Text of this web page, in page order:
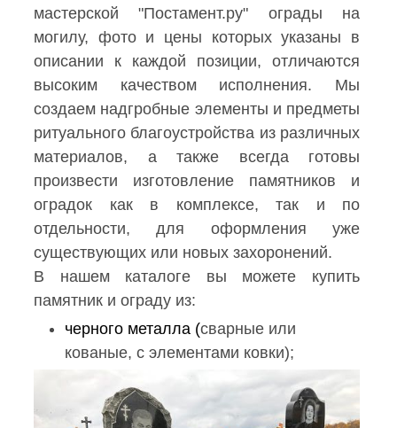
мастерской "Постамент.ру" ограды на
могилу, фото и цены которых указаны в
описании к каждой позиции, отличаются
высоким качеством исполнения. Мы
создаем надгробные элементы и предметы
ритуального благоустройства из различных
материалов, а также всегда готовы
произвести изготовление памятников и
оградок как в комплексе, так и по
отдельности, для оформления уже
существующих или новых захоронений.
В нашем каталоге вы можете купить
памятник и ограду из:
черного металла (сварные или
кованые, с элементами ковки);